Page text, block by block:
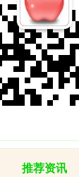
推荐资讯